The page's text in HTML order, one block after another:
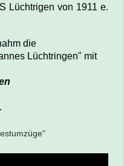
Lüchtrigen von 1911 e.
die
Lüchtringen" mit